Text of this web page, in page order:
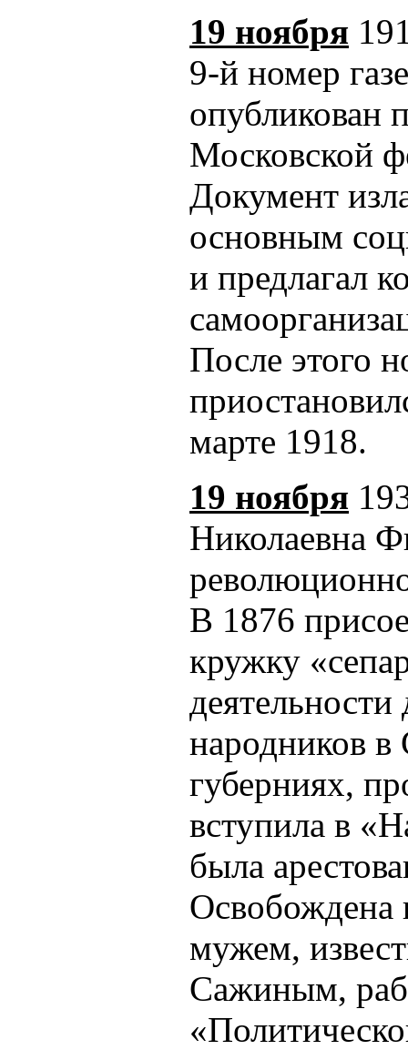
19 ноября
9-й номер
опубликован
Московской
Документ
основным
и предлагал
После этого
марте 1918.
19 ноября
Николаевна
В 1876
кружку
народников в
губерниях,
вступила в
была
Освобождена
мужем,
Сажиным,